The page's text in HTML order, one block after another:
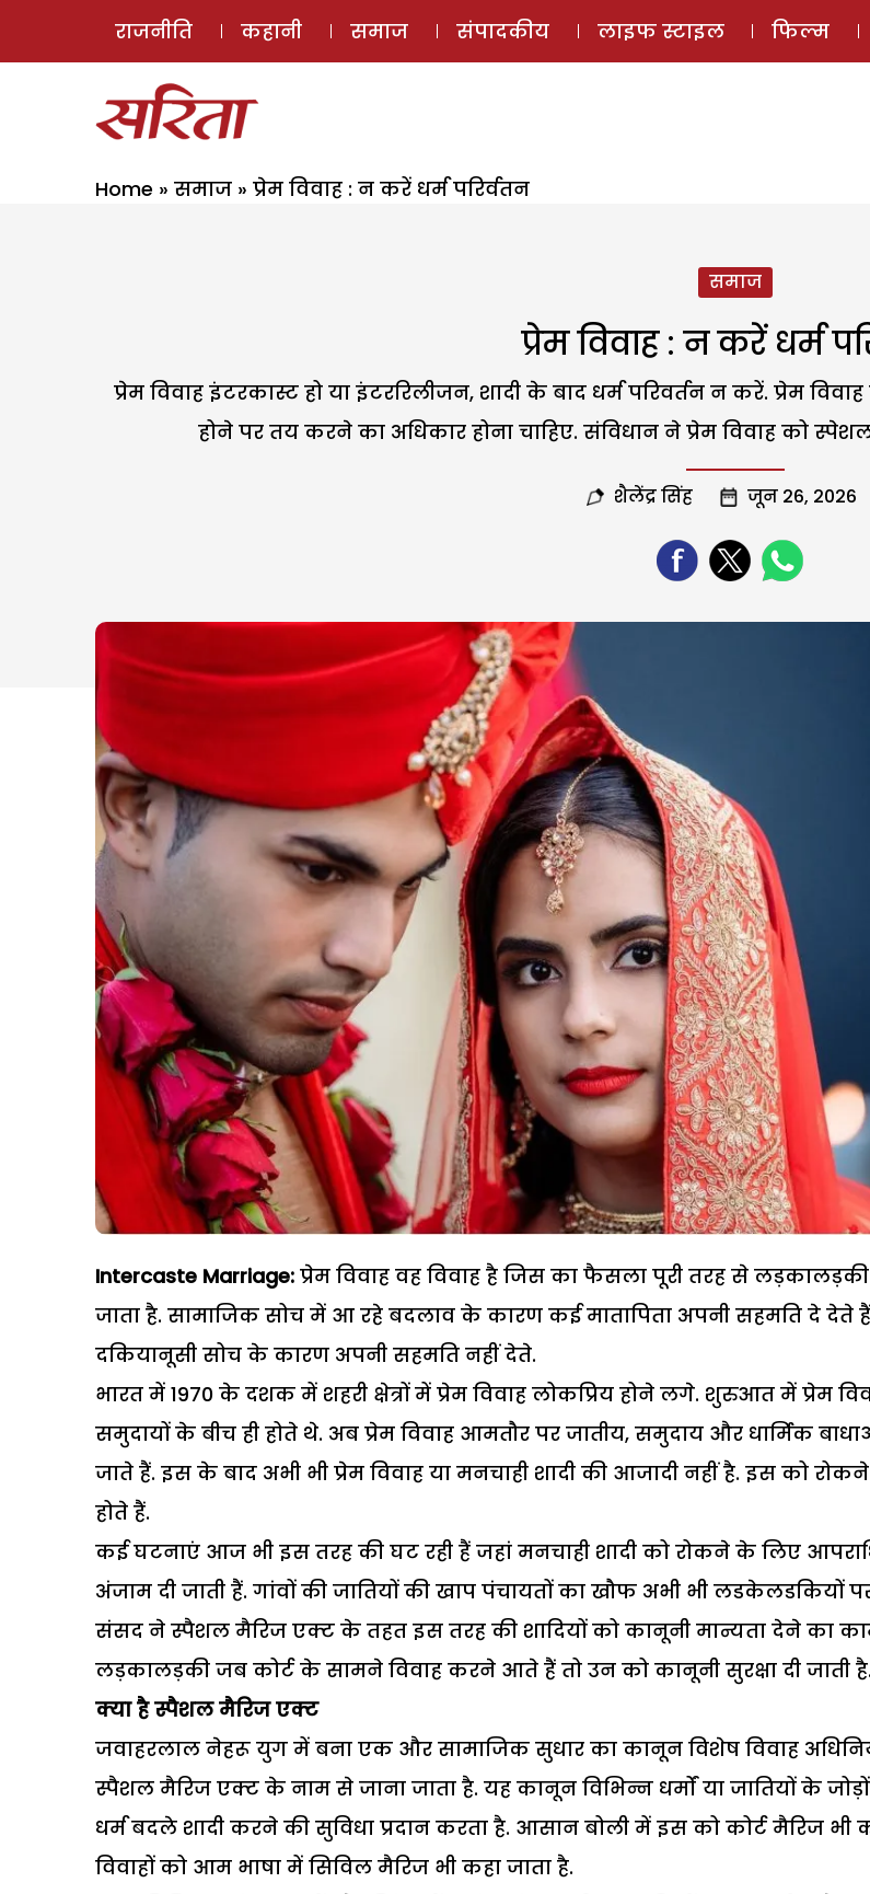
ई-मैगज़ीन
राजनीति कहानी समाज संपादकीय लाइफ स्टाइल फिल्म
Home » समाज » प्रेम विवाह : न करें धर्म परिर्वतन
समाज
प्रेम विवाह : न करें धर्म
प्रेम विवाह इंटरकास्ट हो या इंटररिलीजन, शादी के बाद धर्म परिवर्तन न करें. प्रेम
होने पर तय करने का अधिकार होना चाहिए. संविधान ने प्रेम विवाह को
शैलेंद्र सिंह जून 26, 2026
Intercaste Marriage: प्रेम विवाह वह विवाह है जिस का फैसला पूरी तरह से लड़कालड़की
जाता है. सामाजिक सोच में आ रहे बदलाव के कारण कई मातापिता अपनी सहमति दे देते
दकियानूसी सोच के कारण अपनी सहमति नहीं देते.
भारत में 1970 के दशक में शहरी क्षेत्रों में प्रेम विवाह लोकप्रिय होने लगे. शुरुआत में प्रेम
समुदायों के बीच ही होते थे. अब प्रेम विवाह आमतौर पर जातीय, समुदाय और धार्मिक
जाते हैं. इस के बाद अभी भी प्रेम विवाह या मनचाही शादी की आजादी नहीं है. इस को
होते हैं.
कई घटनाएं आज भी इस तरह की घट रही हैं जहां मनचाही शादी को रोकने के लिए
अंजाम दी जाती हैं. गांवों की जातियों की खाप पंचायतों का खौफ अभी भी लडकेलडकियों
संसद ने स्पैशल मैरिज एक्ट के तहत इस तरह की शादियों को कानूनी मान्यता देने का
लड़कालड़की जब कोर्ट के सामने विवाह करने आते हैं तो उन को कानूनी सुरक्षा दी जाती है.
क्या है स्पैशल मैरिज एक्ट
जवाहरलाल नेहरू युग में बना एक और सामाजिक सुधार का कानून विशेष विवाह
स्पैशल मैरिज एक्ट के नाम से जाना जाता है. यह कानून विभिन्न धर्मों या जातियों के
धर्म बदले शादी करने की सुविधा प्रदान करता है. आसान बोली में इस को कोर्ट मैरिज भी
विवाहों को आम भाषा में सिविल मैरिज भी कहा जाता है.